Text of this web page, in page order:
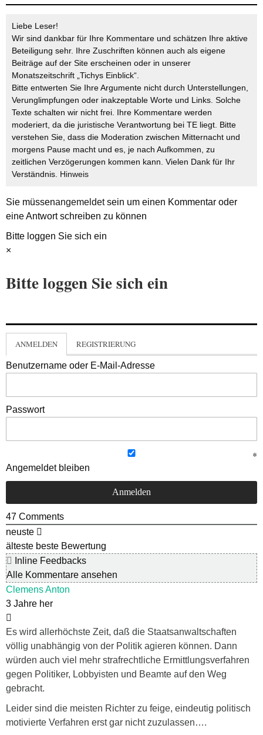
Liebe Leser!
Wir sind dankbar für Ihre Kommentare und schätzen Ihre aktive
Beteiligung sehr. Ihre Zuschriften können auch als eigene
Beiträge auf der Site erscheinen oder in unserer
Monatszeitschrift „Tichys Einblick“.
Bitte entwerten Sie Ihre Argumente nicht durch Unterstellungen,
Verunglimpfungen oder inakzeptable Worte und Links. Solche
Texte schalten wir nicht frei. Ihre Kommentare werden
moderiert, da die juristische Verantwortung bei TE liegt. Bitte
verstehen Sie, dass die Moderation zwischen Mitternacht und
morgens Pause macht und es, je nach Aufkommen, zu
zeitlichen Verzögerungen kommen kann. Vielen Dank für Ihr
Verständnis. Hinweis
Sie müssenangemeldetsein um einen Kommentar oder
eine Antwort schreiben zu können
Bitte loggen Sie sich ein
×
Bitte loggen Sie sich ein
ANMELDEN REGISTRIERUNG
Benutzername oder E-Mail-Adresse
Passwort
Angemeldet bleiben
47 Comments
neuste
älteste beste Bewertung
Inline Feedbacks
Alle Kommentare ansehen
Clemens Anton
3 Jahre her
Es wird allerhöchste Zeit, daß die Staatsanwaltschaften
völlig unabhängig von der Politik agieren können. Dann
würden auch viel mehr strafrechtliche Ermittlungsverfahren
gegen Politiker, Lobbyisten und Beamte auf den Weg
gebracht.
Leider sind die meisten Richter zu feige, eindeutig politisch
motivierte Verfahren erst gar nicht zuzulassen….